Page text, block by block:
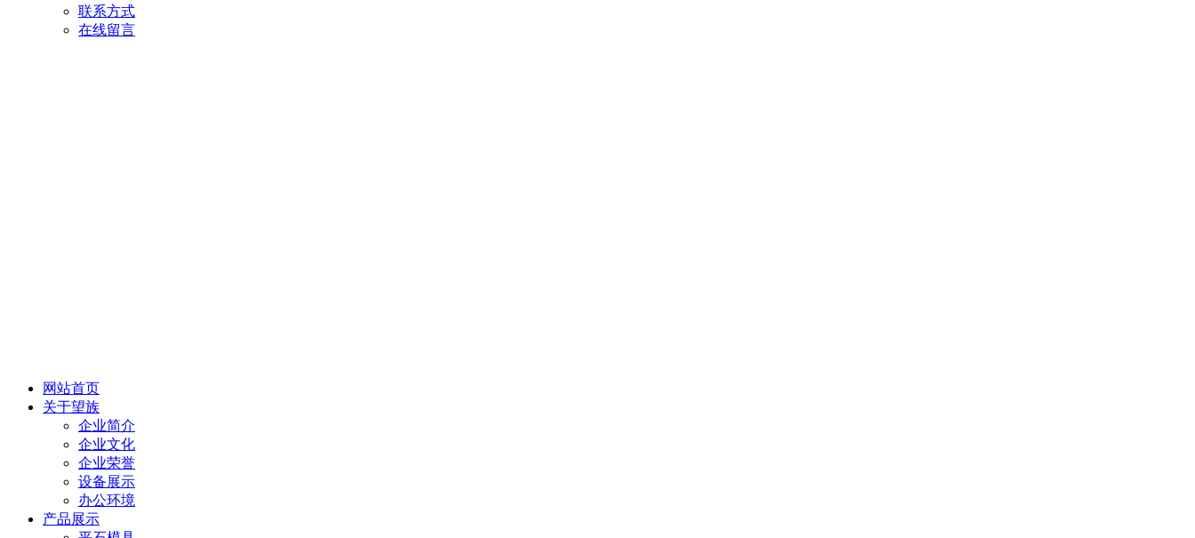
联系方式
在线留言
网站首页
关于望族
企业简介
企业文化
企业荣誉
设备展示
办公环境
产品展示